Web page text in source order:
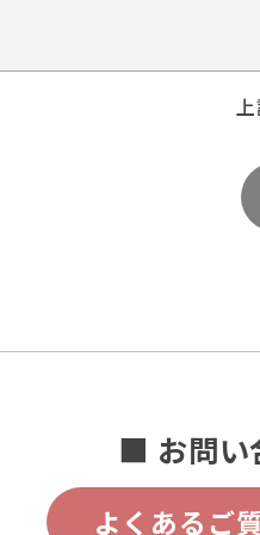
■ お問い
よくあるご